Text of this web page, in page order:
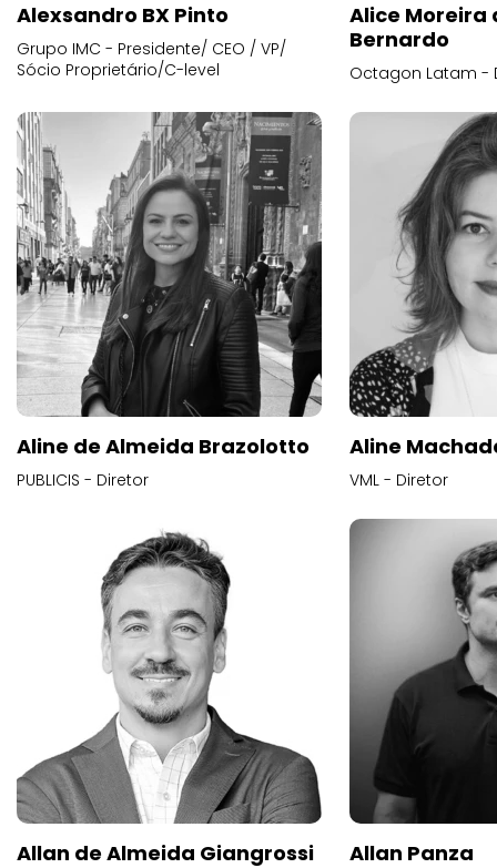
Alexsandro BX Pinto
Grupo IMC - Presidente/ CEO / VP/
Sócio Proprietário/C-level
Alice
Bernardo
Octagon Latam -
Aline de Almeida Brazolotto
PUBLICIS - Diretor
Aline
VML - Diretor
Allan de Almeida Giangrossi Allan Panza